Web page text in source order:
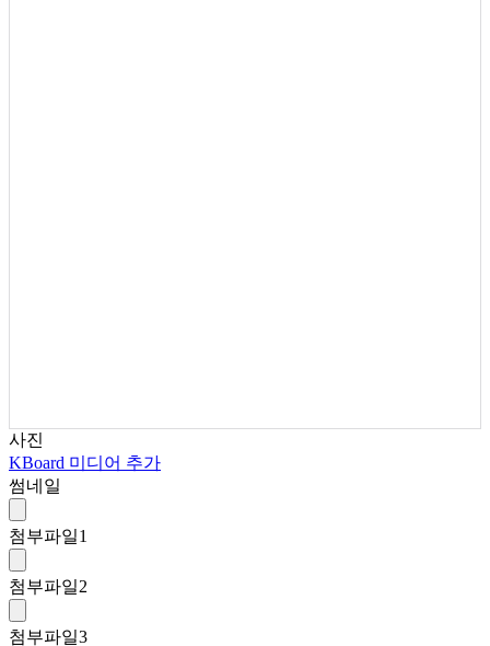
사진
KBoard 미디어 추가
썸네일
첨부파일1
첨부파일2
첨부파일3